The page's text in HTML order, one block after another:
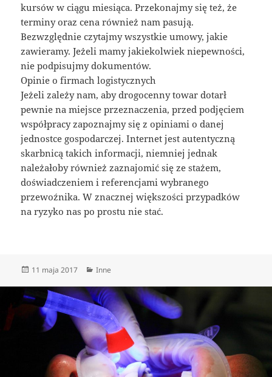
kursów w ciągu miesiąca. Przekonajmy się też, że
terminy oraz cena również nam pasują.
Bezwzględnie czytajmy wszystkie umowy, jakie
zawieramy. Jeżeli mamy jakiekolwiek niepewności,
nie podpisujmy dokumentów.
Opinie o firmach logistycznych
Jeżeli zależy nam, aby drogocenny towar dotarł
pewnie na miejsce przeznaczenia, przed podjęciem
współpracy zapoznajmy się z opiniami o danej
jednostce gospodarczej. Internet jest autentyczną
skarbnicą takich informacji, niemniej jednak
należałoby również zaznajomić się ze stażem,
doświadczeniem i referencjami wybranego
przewoźnika. W znacznej większości przypadków
na ryzyko nas po prostu nie stać.
Data
11 maja 2017 Kategorie
Inne